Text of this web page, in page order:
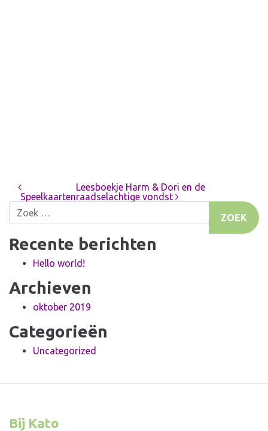
Bericht navigatie
Speelkaarten
Leesboekje Harm & Dori en de
raadselachtige vondst
Zoek naar:
Recente berichten
Hello world!
Archieven
oktober 2019
Categorieën
Uncategorized
Bij Kato